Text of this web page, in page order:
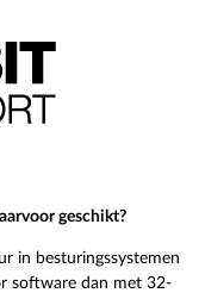
geschikt?
in besturingssystemen
software dan met 32-